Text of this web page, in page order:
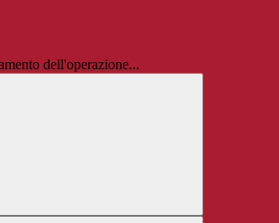
dell'operazione...